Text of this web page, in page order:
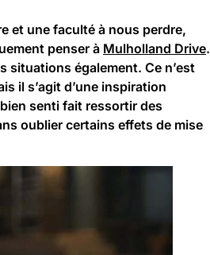
et une faculté à nous perdre,
penser à Mulholland Drive.
situations également. Ce n’est
il s’agit d’une inspiration
senti fait ressortir des
oublier certains effets de mise